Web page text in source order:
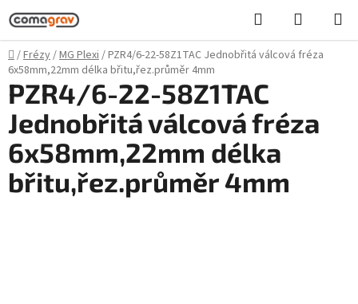
Přejít
na
obsah
Hledat
KOŠÍK
Domů
/Frézy/MG Plexi/PZR4/6-22-58Z1TAC Jednobřitá válcová fréza
6x58mm,22mm délka břitu,řez.průměr 4mm
PZR4/6-22-58Z1TAC
Jednobřitá válcová fréza
6x58mm,22mm délka
břitu,řez.průměr 4mm